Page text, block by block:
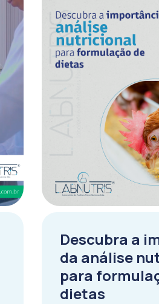
Descubra a
da análise
para
dietas